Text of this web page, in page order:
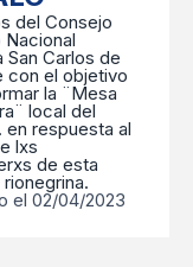
del Consejo
San Carlos de
con el objetivo
la ¨Mesa
local del
en respuesta al
lxs
de esta
el 02/04/2023